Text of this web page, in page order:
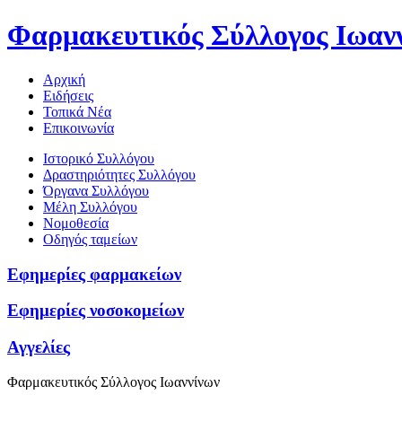
Φαρμακευτικός Σύλλογος
Αρχική
Ειδήσεις
Τοπικά Νέα
Επικοινωνία
Ιστορικό Συλλόγου
Δραστηριότητες Συλλόγου
Όργανα Συλλόγου
Μέλη Συλλόγου
Νομοθεσία
Οδηγός ταμείων
Εφημερίες φαρμακείων
Εφημερίες νοσοκομείων
Αγγελίες
Φαρμακευτικός Σύλλογος Ιωαννίνων